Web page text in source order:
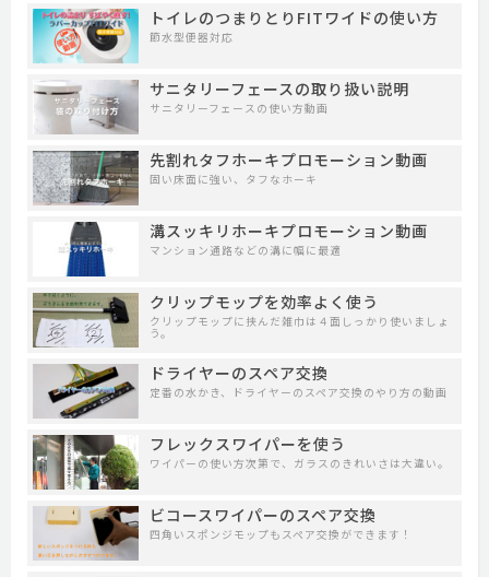
トイレのつまりとりFITワイドの使い方
節水型便器対応
サニタリーフェースの取り扱い説明
サニタリーフェースの使い方動画
先割れタフホーキプロモーション動画
固い床面に強い、タフなホーキ
溝スッキリホーキプロモーション動画
マンション通路などの溝に幅に最適
クリップモップを効率よく使う
クリップモップに挟んだ雑巾は４面しっかり使いましょ
う。
ドライヤーのスペア交換
定番の水かき、ドライヤーのスペア交換のやり方の動画
フレックスワイパーを使う
ワイパーの使い方次第で、ガラスのきれいさは大違い。
ビコースワイパーのスペア交換
四角いスポンジモップもスペア交換ができます！